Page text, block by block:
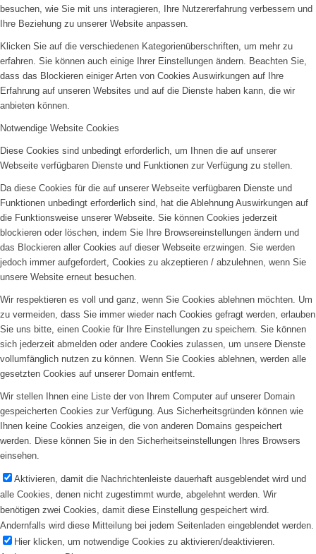
besuchen, wie Sie mit uns interagieren, Ihre Nutzererfahrung verbessern und
Ihre Beziehung zu unserer Website anpassen.
Klicken Sie auf die verschiedenen Kategorienüberschriften, um mehr zu
erfahren. Sie können auch einige Ihrer Einstellungen ändern. Beachten Sie,
dass das Blockieren einiger Arten von Cookies Auswirkungen auf Ihre
Erfahrung auf unseren Websites und auf die Dienste haben kann, die wir
anbieten können.
Notwendige Website Cookies
Diese Cookies sind unbedingt erforderlich, um Ihnen die auf unserer
Webseite verfügbaren Dienste und Funktionen zur Verfügung zu stellen.
Da diese Cookies für die auf unserer Webseite verfügbaren Dienste und
Funktionen unbedingt erforderlich sind, hat die Ablehnung Auswirkungen auf
die Funktionsweise unserer Webseite. Sie können Cookies jederzeit
blockieren oder löschen, indem Sie Ihre Browsereinstellungen ändern und
das Blockieren aller Cookies auf dieser Webseite erzwingen. Sie werden
jedoch immer aufgefordert, Cookies zu akzeptieren / abzulehnen, wenn Sie
unsere Website erneut besuchen.
Wir respektieren es voll und ganz, wenn Sie Cookies ablehnen möchten. Um
zu vermeiden, dass Sie immer wieder nach Cookies gefragt werden, erlauben
Sie uns bitte, einen Cookie für Ihre Einstellungen zu speichern. Sie können
sich jederzeit abmelden oder andere Cookies zulassen, um unsere Dienste
vollumfänglich nutzen zu können. Wenn Sie Cookies ablehnen, werden alle
gesetzten Cookies auf unserer Domain entfernt.
Wir stellen Ihnen eine Liste der von Ihrem Computer auf unserer Domain
gespeicherten Cookies zur Verfügung. Aus Sicherheitsgründen können wie
Ihnen keine Cookies anzeigen, die von anderen Domains gespeichert
werden. Diese können Sie in den Sicherheitseinstellungen Ihres Browsers
einsehen.
Aktivieren, damit die Nachrichtenleiste dauerhaft ausgeblendet wird und
alle Cookies, denen nicht zugestimmt wurde, abgelehnt werden. Wir
benötigen zwei Cookies, damit diese Einstellung gespeichert wird.
Andernfalls wird diese Mitteilung bei jedem Seitenladen eingeblendet werden.
Hier klicken, um notwendige Cookies zu aktivieren/deaktivieren.